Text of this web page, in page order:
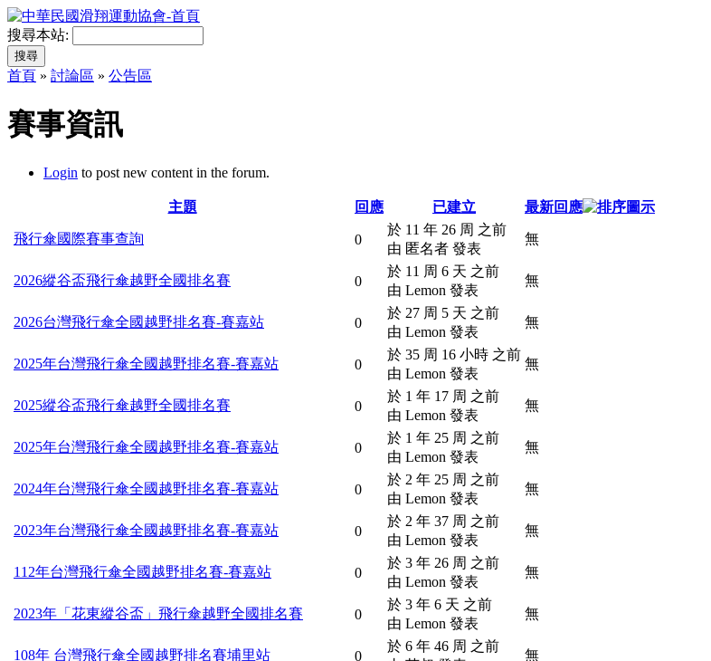
搜尋本站:
首頁 » 討論區 » 公告區
賽事資訊
Login to post new content in the forum.
主題 回應 已建立 最新回應
飛行傘國際賽事查詢 0
於 11 年 26 周 之前
由 匿名者 發表
無
2026縱谷盃飛行傘越野全國排名賽 0
於 11 周 6 天 之前
由 Lemon 發表
無
2026台灣飛行傘全國越野排名賽-賽嘉站 0
於 27 周 5 天 之前
由 Lemon 發表
無
2025年台灣飛行傘全國越野排名賽-賽嘉站 0
於 35 周 16 小時 之前
由 Lemon 發表
無
2025縱谷盃飛行傘越野全國排名賽 0
於 1 年 17 周 之前
由 Lemon 發表
無
2025年台灣飛行傘全國越野排名賽-賽嘉站 0
於 1 年 25 周 之前
由 Lemon 發表
無
2024年台灣飛行傘全國越野排名賽-賽嘉站 0
於 2 年 25 周 之前
由 Lemon 發表
無
2023年台灣飛行傘全國越野排名賽-賽嘉站 0
於 2 年 37 周 之前
由 Lemon 發表
無
112年台灣飛行傘全國越野排名賽-賽嘉站 0
於 3 年 26 周 之前
由 Lemon 發表
無
2023年「花東縱谷盃」飛行傘越野全國排名賽 0
於 3 年 6 天 之前
由 Lemon 發表
無
108年 台灣飛行傘全國越野排名賽埔里站 0
於 6 年 46 周 之前
無